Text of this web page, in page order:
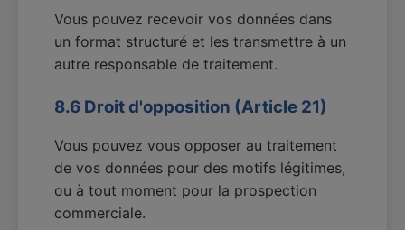
Vous pouvez recevoir vos données dans
un format structuré et les transmettre à un
autre responsable de traitement.
8.6 Droit d'opposition (Article 21)
Vous pouvez vous opposer au traitement
de vos données pour des motifs légitimes,
ou à tout moment pour la prospection
commerciale.